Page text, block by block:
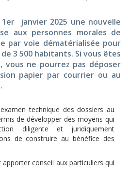
janvier 2025 une nouvelle
aux personnes morales de
par voie dématérialisée pour
3 500 habitants. Si vous êtes
vous ne pourrez pas déposer
papier par courrier ou au
technique des dossiers au
de développer des moyens qui
diligente et juridiquement
de construire au bénéfice des
conseil aux particuliers qui